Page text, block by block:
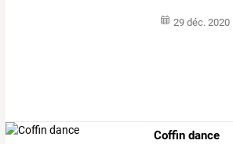
29 déc. 2020
Coffin dance